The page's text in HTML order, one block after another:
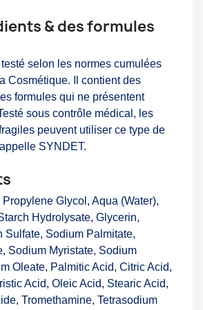
& des formules
selon les normes cumulées
Cosmétique. Il contient des
formules qui ne présentent
sous contrôle médical, les
peuvent utiliser ce type de
SYNDET.
Propylene Glycol, Aqua (Water),
Hydrolysate, Glycerin,
Sulfate, Sodium Palmitate,
Sodium Myristate, Sodium
Oleate, Palmitic Acid, Citric Acid,
Acid, Oleic Acid, Stearic Acid,
Tromethamine, Tetrasodium